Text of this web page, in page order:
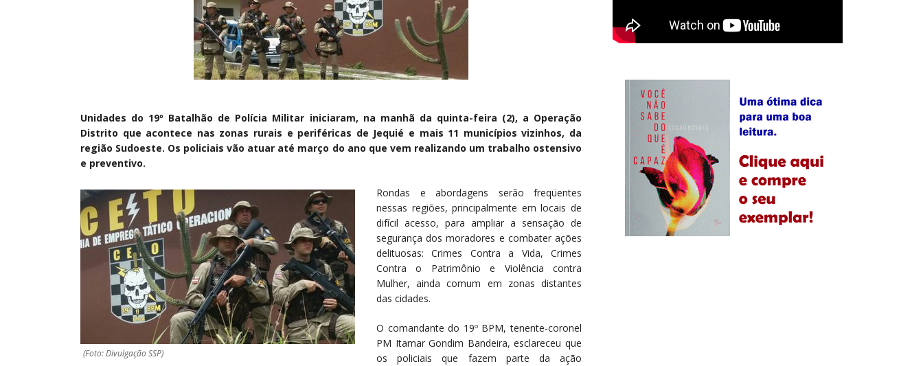
Unidades do 19º Batalhão de Polícia Militar iniciaram, na manhã da quinta-feira (2), a Operação
Distrito que acontece nas zonas rurais e periféricas de Jequié e mais 11 municípios vizinhos, da
região Sudoeste. Os policiais vão atuar até março do ano que vem realizando um trabalho ostensivo
e preventivo.
(Foto: Divulgação SSP)
Rondas e abordagens serão freqüentes
nessas regiões, principalmente em locais de
difícil acesso, para ampliar a sensação de
segurança dos moradores e combater ações
delituosas: Crimes Contra a Vida, Crimes
Contra o Patrimônio e Violência contra
Mulher, ainda comum em zonas distantes
das cidades.
O comandante do 19º BPM, tenente-coronel
PM Itamar Gondim Bandeira, esclareceu que
os policiais que fazem parte da ação